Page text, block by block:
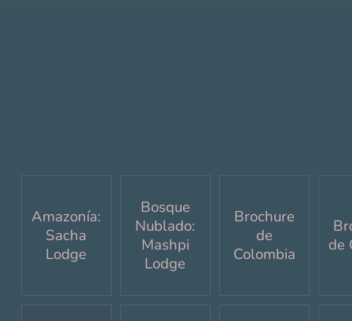
Amazonía:
Sacha
Lodge
Bosque
Nublado:
Mashpi
Lodge
Brochure
de
Colombia
de